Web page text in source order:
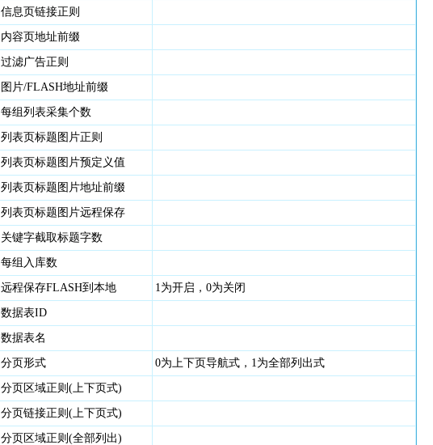
信息页链接正则
内容页地址前缀
过滤广告正则
图片/FLASH地址前缀
每组列表采集个数
列表页标题图片正则
列表页标题图片预定义值
列表页标题图片地址前缀
列表页标题图片远程保存
关键字截取标题字数
每组入库数
远程保存FLASH到本地 1为开启，0为关闭
数据表ID
数据表名
分页形式 0为上下页导航式，1为全部列出式
分页区域正则(上下页式)
分页链接正则(上下页式)
分页区域正则(全部列出)